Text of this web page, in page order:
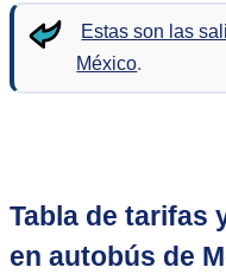
Estas son las
México.
Tabla de tarifas
en autobús de